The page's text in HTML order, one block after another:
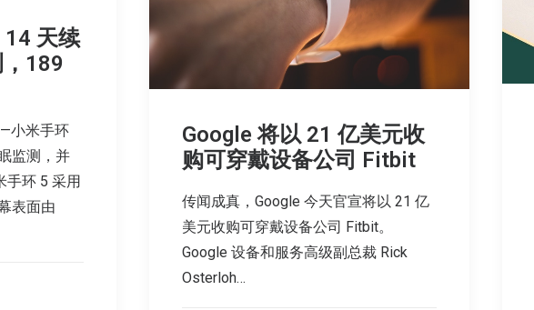
14 天续
189
小米手环
监测，并
手环 5 采用
表面由
Google 将以 21 亿美元收
购可穿戴设备公司 Fitbit
传闻成真，Google 今天官宣将以 21 亿
美元收购可穿戴设备公司 Fitbit。
Google 设备和服务高级副总裁 Rick
Osterloh…